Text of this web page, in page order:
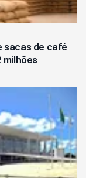
sacas de café
milhões